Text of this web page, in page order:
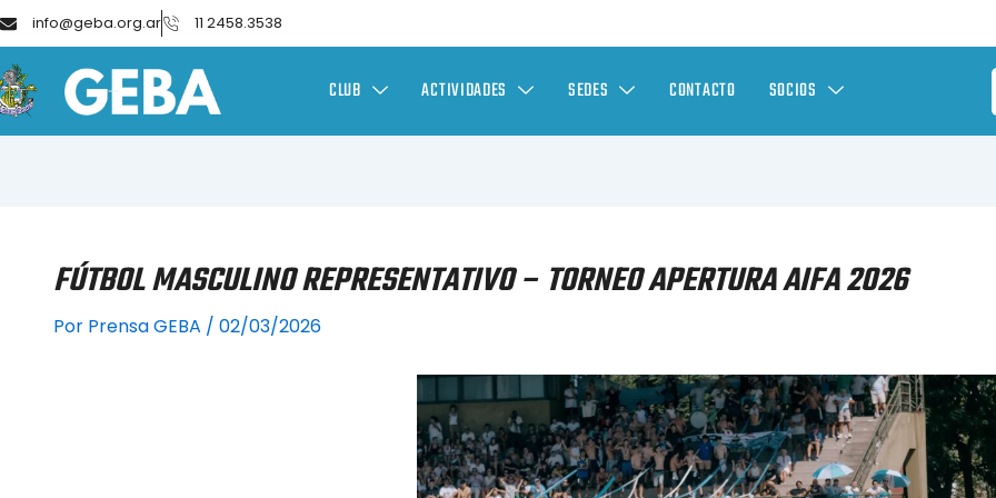
info@geba.org.ar 11 2458.3538
CLUB ACTIVIDADES SEDES CONTACTO SOCIOS
FÚTBOL MASCULINO REPRESENTATIVO – TORNEO APERTURA AIFA 2026
Por Prensa GEBA / 02/03/2026